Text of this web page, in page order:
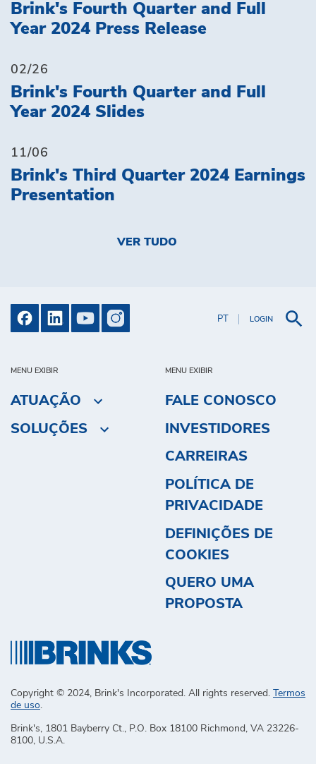
PT LOGIN
MENU EXIBIR
ATUAÇÃO
SOLUÇÕES
MENU EXIBIR
FALE CONOSCO
INVESTIDORES
CARREIRAS
POLÍTICA DE
PRIVACIDADE
DEFINIÇÕES DE
COOKIES
QUERO UMA
PROPOSTA
Copyright © 2024, Brink's Incorporated. All rights reserved.
Termos
de uso.
Brink's, 1801 Bayberry Ct., P.O. Box 18100 Richmond, VA 23226-
8100, U.S.A.
Brink's Fourth Quarter and Full
Year 2024 Press Release
02/26
Brink's Fourth Quarter and Full
Year 2024 Slides
11/06
Brink's Third Quarter 2024 Earnings
Presentation
VER TUDO